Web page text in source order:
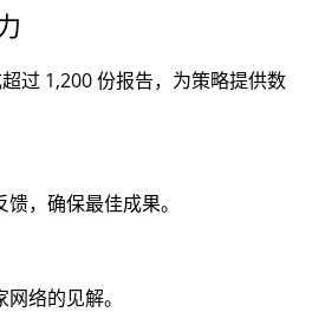
过 1,200份报告，为策略提供数
，确保最佳成果。
络的见解。